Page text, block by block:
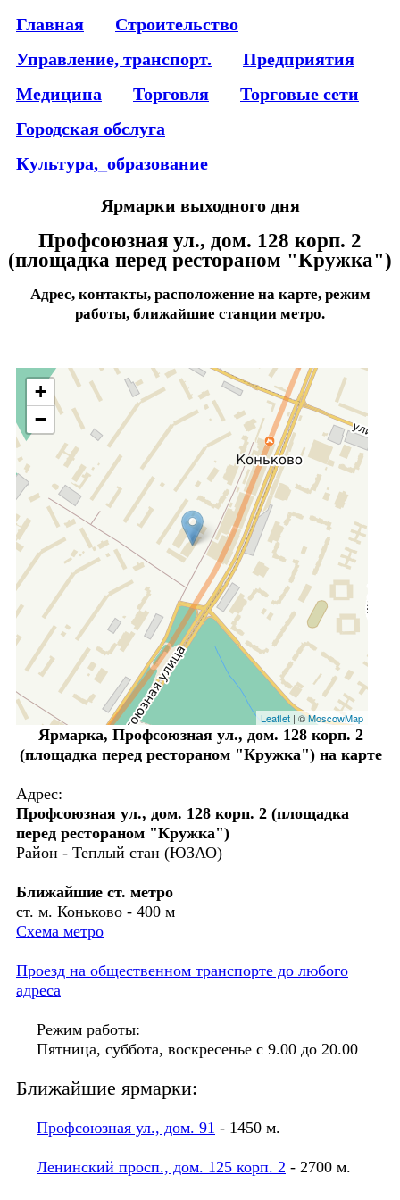
Главная
Строительство
Управление, транспорт.
Предприятия
Медицина
Торговля
Торговые сети
Городская обслуга
Культура,_образование
Ярмарки выходного дня
Профсоюзная ул., дом. 128 корп. 2
(площадка перед рестораном "Кружка")
Адрес, контакты, расположение на карте, режим
работы, ближайшие станции метро.
+
−
Leaflet| ©MoscowMap
Ярмарка, Профсоюзная ул., дом. 128 корп. 2
(площадка перед рестораном "Кружка") на карте
Адрес:
Профсоюзная ул., дом. 128 корп. 2 (площадка
перед рестораном "Кружка")
Район - Теплый стан (ЮЗАО)
Ближайшие ст. метро
ст. м. Коньково - 400 м
Схема метро
Проезд на общественном транспорте до любого
адреса
Режим работы:
Пятница, суббота, воскресенье с 9.00 до 20.00
Ближайшие ярмарки:
Профсоюзная ул., дом. 91 - 1450 м.
Ленинский просп., дом. 125 корп. 2 - 2700 м.